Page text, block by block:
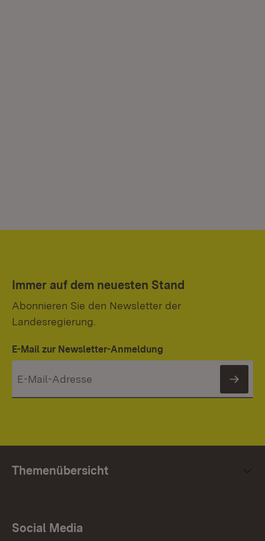
Immer auf dem neuesten Stand
Abonnieren Sie den Newsletter der
Landesregierung.
E-Mail zur Newsletter-Anmeldung
Themenübersicht
Social Media